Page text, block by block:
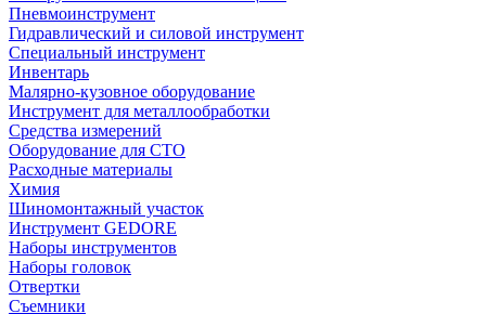
Пневмоинструмент
Гидравлический и силовой инструмент
Специальный инструмент
Инвентарь
Малярно-кузовное оборудование
Инструмент для металлообработки
Средства измерений
Оборудование для СТО
Расходные материалы
Химия
Шиномонтажный участок
Инструмент GEDORE
Наборы инструментов
Наборы головок
Отвертки
Съемники